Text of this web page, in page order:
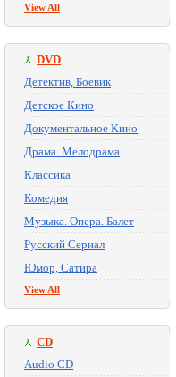
View All
DVD
Детектив, Боевик
Детское Кино
Документальное Кино
Драма. Мелодрама
Классика
Комедия
Музыка. Опера. Балет
Русский Сериал
Юмор, Сатира
View All
CD
Audio CD